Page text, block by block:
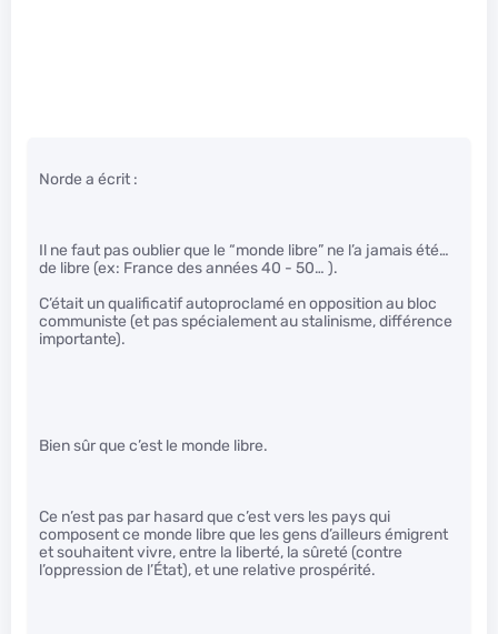
Norde a écrit :
Il ne faut pas oublier que le “monde libre” ne l’a jamais été…
de libre (ex: France des années 40 - 50… ).
C’était un qualificatif autoproclamé en opposition au bloc
communiste (et pas spécialement au stalinisme, différence
importante).
Bien sûr que c’est le monde libre.
Ce n’est pas par hasard que c’est vers les pays qui
composent ce monde libre que les gens d’ailleurs émigrent
et souhaitent vivre, entre la liberté, la sûreté (contre
l’oppression de l’État), et une relative prospérité.